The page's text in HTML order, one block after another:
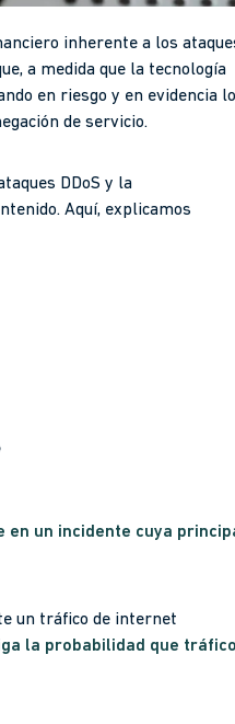
inherente a los
a medida que la tecnología
en riesgo y en evidencia
de servicio.
DDoS y la
Aquí, explicamos
en un incidente cuya
un tráfico de internet
la probabilidad que tráfico